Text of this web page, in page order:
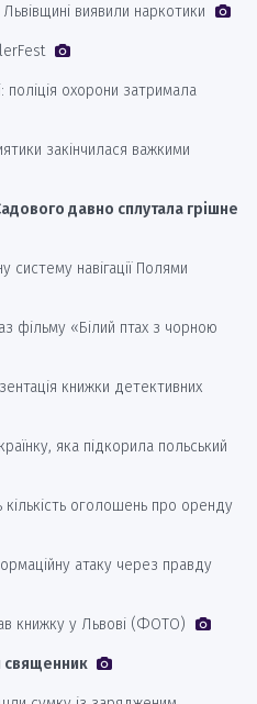
виявили наркотики
поліція охорони затримала
закінчилася важкими
давно сплутала грішне
систему навігації Полями
фільму «Білий птах з чорною
книжки детективних
яка підкорила польський
кількість оголошень про оренду
атаку через правду
книжку у Львові (ФОТО)
священник